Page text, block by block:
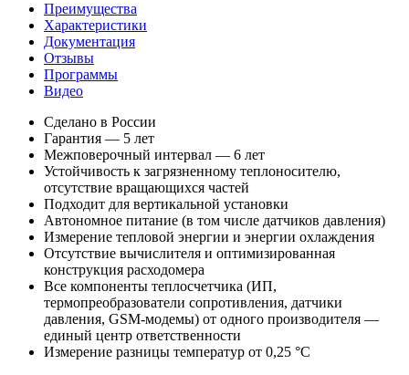
Преимущества
Характеристики
Документация
Отзывы
Программы
Видео
Сделано в России
Гарантия — 5 лет
Межповерочный интервал — 6 лет
Устойчивость к загрязненному теплоносителю,
отсутствие вращающихся частей
Подходит для вертикальной установки
Автономное питание (в том числе датчиков давления)
Измерение тепловой энергии и энергии охлаждения
Отсутствие вычислителя и оптимизированная
конструкция расходомера
Все компоненты теплосчетчика (ИП,
термопреобразователи сопротивления, датчики
давления, GSM-модемы) от одного производителя —
единый центр ответственности
Измерение разницы температур от 0,25 °С